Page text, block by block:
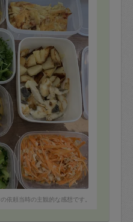
たので、あと1-2品副菜ま
ったです。
なく感じました。
が初めてなので楽しみに
依頼当時の主観的な感想です。